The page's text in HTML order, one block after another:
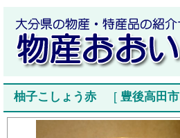
柚子こしょう赤 [ 豊後高田市